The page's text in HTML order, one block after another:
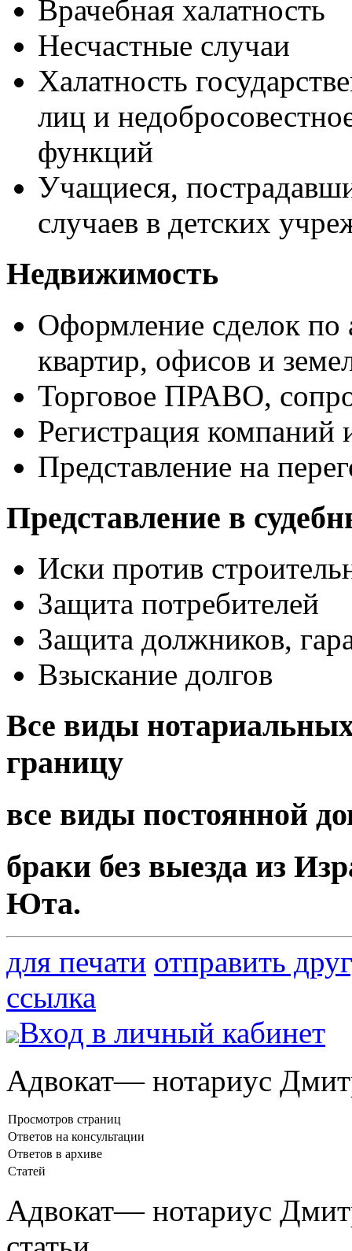
Врачебная халатность
Несчастные случаи
Халатность
лиц и
функций
Учащиеся,
случаев в детских
Недвижимость
Оформление сделок по
квартир, офисов и
Торговое ПРАВО,
Регистрация компаний
Представление на
Представление в
Иски против
Защита потребителей
Защита должников,
Взыскание долгов
Все виды
границу
браки без выезда из
Юта.
для печати отправить
ссылка
Вход в личный кабинет
Адвокат— нотариус
Просмотров страниц
Ответов на консультации
Ответов в архиве
Статей
Адвокат— нотариус